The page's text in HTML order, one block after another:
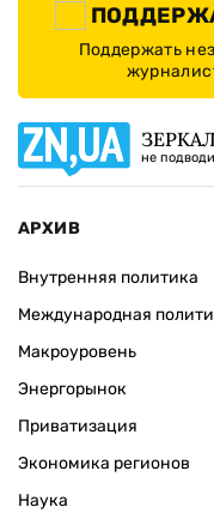
Поддержать
не
АРХИВ
Внутренняя политика
Международная
Макроуровень
Энергорынок
Приватизация
Экономика регионов
Наука